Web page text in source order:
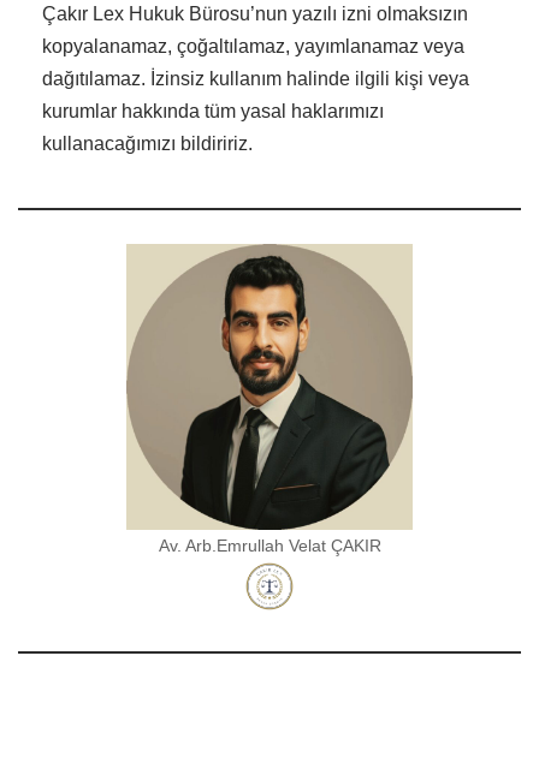
Çakır Lex Hukuk Bürosu’nun yazılı izni olmaksızın
kopyalanamaz, çoğaltılamaz, yayımlanamaz veya
dağıtılamaz. İzinsiz kullanım halinde ilgili kişi veya
kurumlar hakkında tüm yasal haklarımızı
kullanacağımızı bildiririz.
Av. Arb.Emrullah Velat ÇAKIR